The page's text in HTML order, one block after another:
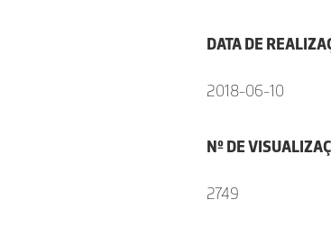
DATA DE
2018-06-10
Nº DE
2749